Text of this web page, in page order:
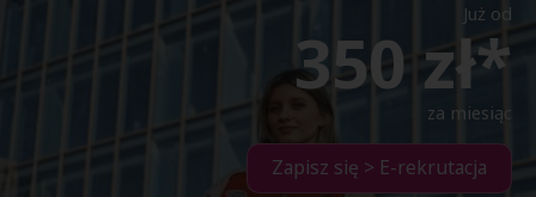
Już od
350 zł*
za miesiąc
Zapisz się > E-rekrutacja